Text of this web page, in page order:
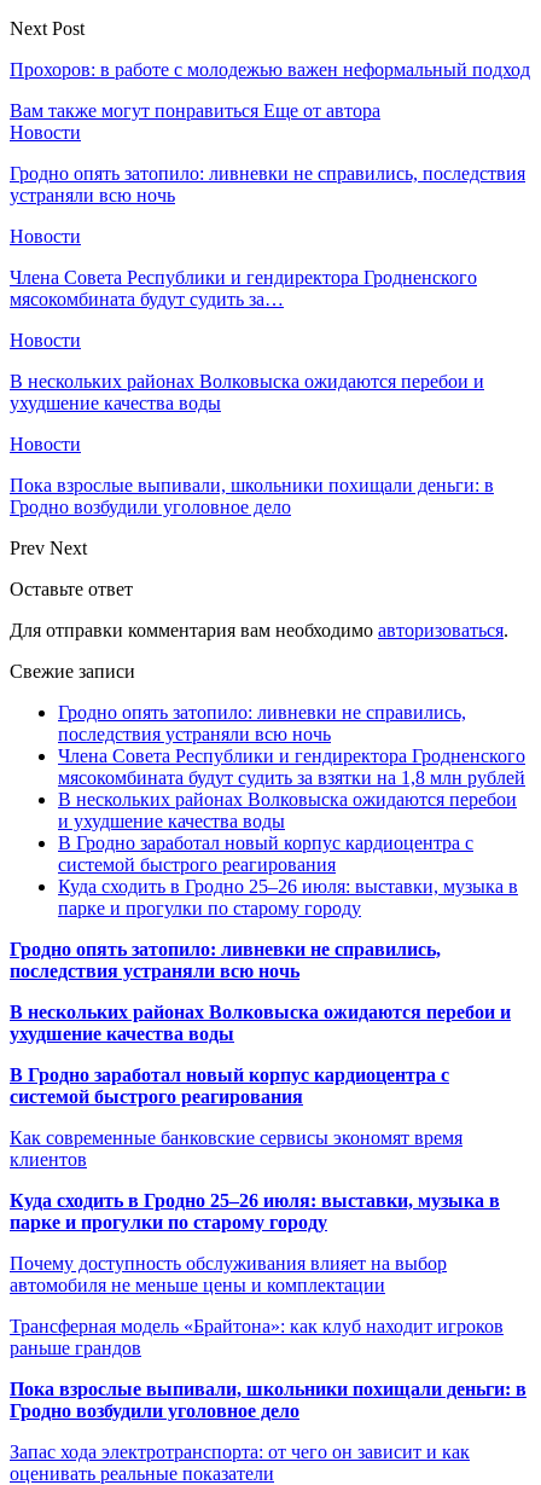
Next Post
Прохоров: в работе с молодежью важен неформальный подход
Вам также могут понравиться Еще от автора
Новости
Гродно опять затопило: ливневки не справились, последствия
устраняли всю ночь
Новости
Члена Совета Республики и гендиректора Гродненского
мясокомбината будут судить за…
Новости
В нескольких районах Волковыска ожидаются перебои и
ухудшение качества воды
Новости
Пока взрослые выпивали, школьники похищали деньги: в
Гродно возбудили уголовное дело
Prev Next
Оставьте ответ
Для отправки комментария вам необходимо авторизоваться.
Свежие записи
Гродно опять затопило: ливневки не справились,
последствия устраняли всю ночь
Члена Совета Республики и гендиректора Гродненского
мясокомбината будут судить за взятки на 1,8 млн рублей
В нескольких районах Волковыска ожидаются перебои
и ухудшение качества воды
В Гродно заработал новый корпус кардиоцентра с
системой быстрого реагирования
Куда сходить в Гродно 25–26 июля: выставки, музыка в
парке и прогулки по старому городу
Гродно опять затопило: ливневки не справились,
последствия устраняли всю ночь
В нескольких районах Волковыска ожидаются перебои и
ухудшение качества воды
В Гродно заработал новый корпус кардиоцентра с
системой быстрого реагирования
Как современные банковские сервисы экономят время
клиентов
Куда сходить в Гродно 25–26 июля: выставки, музыка в
парке и прогулки по старому городу
Почему доступность обслуживания влияет на выбор
автомобиля не меньше цены и комплектации
Трансферная модель «Брайтона»: как клуб находит игроков
раньше грандов
Пока взрослые выпивали, школьники похищали деньги: в
Гродно возбудили уголовное дело
Запас хода электротранспорта: от чего он зависит и как
оценивать реальные показатели